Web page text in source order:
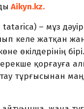
Aikyn.kz.
– мұз
келе жатқан
өкілдерінің
қорғауға
тұрғысынан